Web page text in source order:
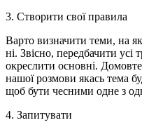
3. Створити свої правила
Варто визначити теми, на
ні. Звісно, передбачити
окреслити основні.
нашої розмови якась тема
щоб бути чесними одне з
4. Запитувати